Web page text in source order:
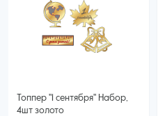
Топпер "1 сентября" Набор,
4шт золото